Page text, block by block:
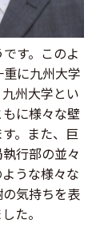
す。このよ
に九州大学
州大学とい
に様々な壁
。また、巨
行部の並々
うな様々な
気持ちを表
た。